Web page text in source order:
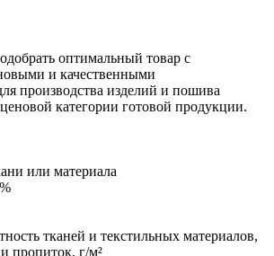
оптимальный товар с
и качественными
производства изделий и пошива
категории готовой продукции.
или материала
тканей и текстильных материалов,
пропиток, г/м²